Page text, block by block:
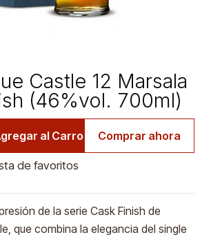
Castle 12 Marsala
(46%vol. 700ml)
al Carro Comprar ahora
de favoritos
de la serie Cask Finish de
que combina la elegancia del single